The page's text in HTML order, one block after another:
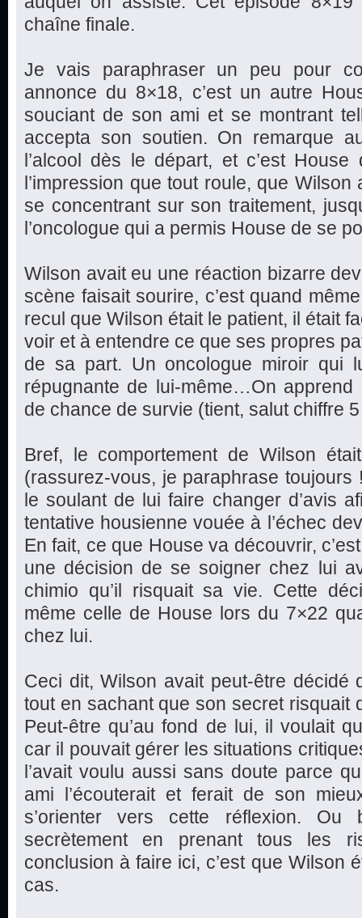
chaîne finale.
Je vais paraphraser un peu pour
annonce du 8×18, c’est un autre
souciant de son ami et se montrant
accepta son soutien. On remarque
l’alcool dès le départ, et c’est
l’impression que tout roule, que
se concentrant sur son traitement,
l’oncologue qui a permis House de se
Wilson avait eu une réaction bizarre
scène faisait sourire, c’est quand
recul que Wilson était le patient, il était
voir et à entendre ce que ses propres
de sa part. Un oncologue miroir qui
répugnante de lui-même…On
de chance de survie (tient, salut chiffre
Bref, le comportement de Wilson
(rassurez-vous, je paraphrase
le soulant de lui faire changer d’avis
tentative housienne vouée à l’échec
En fait, ce que House va découvrir,
une décision de se soigner chez lui
chimio qu’il risquait sa vie. Cette
même celle de House lors du 7×22
chez lui.
Ceci dit, Wilson avait peut-être décidé
tout en sachant que son secret risquait
Peut-être qu’au fond de lui, il voulait
car il pouvait gérer les situations
l’avait voulu aussi sans doute parce
ami l’écouterait et ferait de son
s’orienter vers cette réflexion.
secrètement en prenant tous les
conclusion à faire ici, c’est que Wilson
cas.